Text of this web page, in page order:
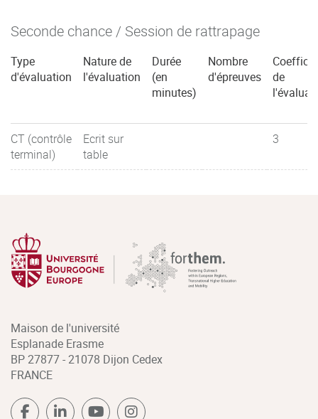
Seconde chance / Session de rattrapage
Type
d'évaluation
Nature de
l'évaluation
Durée
(en
minutes)
Nombre
d'épreuves
de
CT (contrôle
terminal)
Ecrit sur
table
3
Maison de l'université
Esplanade Erasme
BP 27877 - 21078 Dijon Cedex
FRANCE